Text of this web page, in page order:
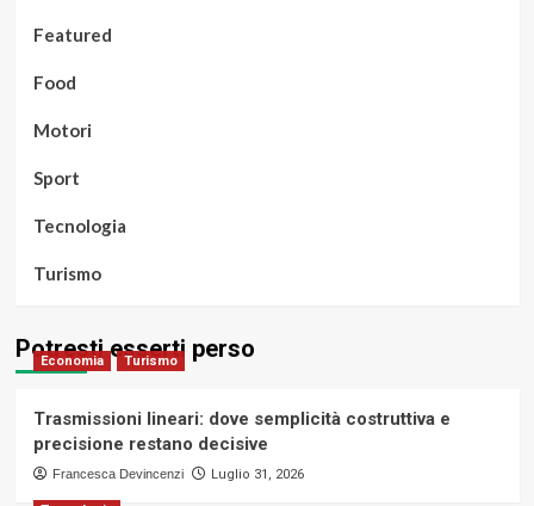
Featured
Food
Motori
Sport
Tecnologia
Turismo
Potresti esserti perso
Economia Turismo
Trasmissioni lineari: dove semplicità costruttiva e
precisione restano decisive
Francesca Devincenzi Luglio 31, 2026